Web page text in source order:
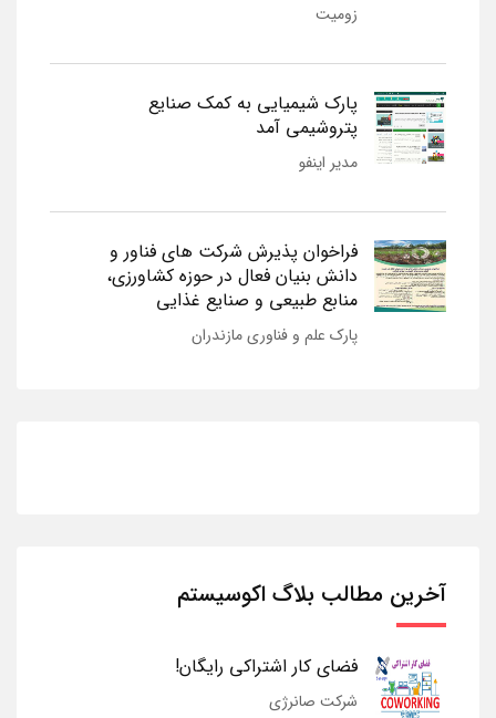
زومیت
پارک شیمیایی به کمک صنایع
پتروشیمی آمد
مدیر اینفو
فراخوان پذیرش شرکت های فناور و
دانش بنیان فعال در حوزه کشاورزی،
منابع طبیعی و صنایع غذایی
پارک علم و فناوری مازندران
آخرین مطالب بلاگ اکوسیستم
فضای کار اشتراکی رایگان!
شرکت صانرژی